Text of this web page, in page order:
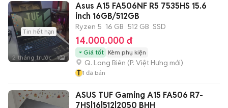
Tin hết hạn
2 tháng trước 1
Asus A15 FA506NF R5 7535HS 15.6
inch 16GB/512GB
Ryzen 5 16 GB 512 GB SSD
14.000.000 đ
Giá tốt Kèm phụ kiện
Q. Long Biên (P. Việt Hưng mới)
T 1 đã bán
ASUS TUF Gaming A15 FA506 R7-
7HS|16|512|2050 BHH